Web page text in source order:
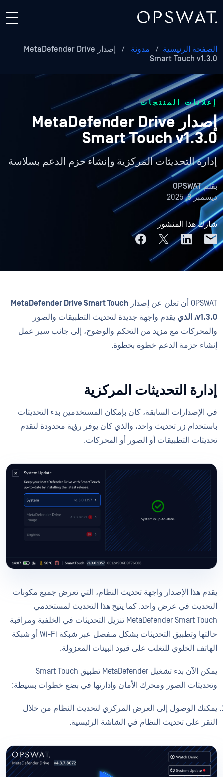
الصفحة الرئيسية / مدونة /
إصدار MetaDefender Drive
Smart Touch v1.3.0
إعلانات المنتجات
إصدار MetaDefender Drive
Smart Touch v1.3.0
إدارة التحديثات المركزية وإنشاء حزم الدعم بسلاسة
بقلمOPSWAT
ديسمبر 8, 2025
شارك هذا المنشور
OPSWAT أن تعلن عن إصدار
MetaDefender Drive Smart Touch
v1.3.0، الذي
يقدم واجهة جديدة لتحديث التطبيقات والصور
والمحركات مع مزيد من التحكم والوضوح، إلى جانب سير عمل
إنشاء حزمة الدعم خطوة بخطوة.
إدارة التحديثات المركزية
في الإصدارات السابقة، كان بإمكان المستخدمين بدء التحديثات
باستخدام زر تحديث واحد، والذي كان يوفر رؤية محدودة لتقدم
تحديثات التطبيقات أو الصور أو المحركات.
يقدم هذا الإصدار واجهة تحديث النظام، التي تعرض جميع مكونات
التحديث في عرض واحد. كما يتيح هذا التحديث لمستخدمي
MetaDefender Smart Touch تنزيل التحديثات في الخلفية ومراقبة
حالتها وتطبيق التحديثات بشكل منفصل عبر شبكة Wi-Fi أو شبكة
الهاتف الخلوي للتغلب على قيود البيئات المعزولة.
يمكن الآن بدء تشغيل MetaDefender تطبيق Smart Touch
وتحديثات الصور ومحرك الأمان وإدارتها في بضع خطوات بسيطة:
يمكنك الوصول إلى العرض المركزي لتحديث النظام من خلال
النقر على تحديث النظام في الشاشة الرئيسية.